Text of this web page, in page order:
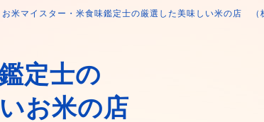
お米マイスター・米食味鑑定士の厳選した美味しい米の店 （
定士の
お米の店